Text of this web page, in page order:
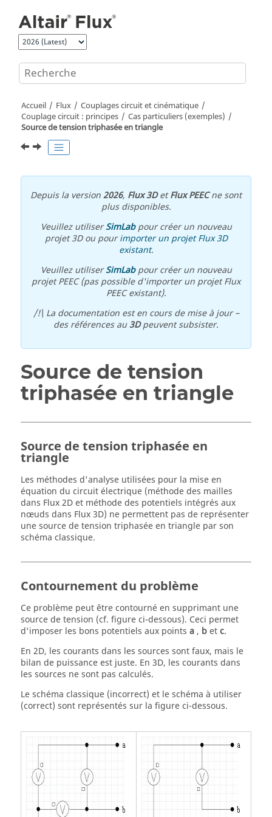
Accueil Flux
Couplages circuit et cinématique
Couplage circuit : principes
Cas particuliers (exemples)
Source de tension triphasée en triangle
Depuis la version2026, Flux 3DetFlux PEECne sont
plus disponibles.
Veuillez utiliserSimLabpour créer un nouveau
projet 3D ou pourimporter un projet Flux 3D
existant.
Veuillez utiliserSimLabpour créer un nouveau
projet PEEC (pas possible d'importer un projet Flux
PEEC existant).
/!\ La documentation est en cours de mise à jour –
des références au3Dpeuvent subsister.
Source de tension
triphasée en triangle
Source de tension triphasée en
triangle
Les méthodes d'analyse utilisées pour la mise en
équation du circuit électrique (méthode des mailles
dans Flux 2D et méthode des potentiels intégrés aux
nœuds dans Flux 3D) ne permettent pas de représenter
une source de tension triphasée en triangle par son
schéma classique.
Contournement du problème
Ce problème peut être contourné en supprimant une
source de tension (cf. figure ci-dessous). Ceci permet
d'imposer les bons potentiels aux points a, betc.
En 2D, les courants dans les sources sont faux, mais le
bilan de puissance est juste. En 3D, les courants dans
les sources ne sont pas calculés.
Le schéma classique (incorrect) et le schéma à utiliser
(correct) sont représentés sur la figure ci-dessous.